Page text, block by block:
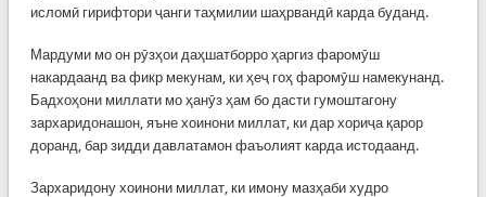
исломӣ гирифтори ҷанги таҳмилии шаҳрвандӣ карда буданд.
Мардуми мо он рӯзҳои даҳшатборро ҳаргиз фаромӯш
накардаанд ва фикр мекунам, ки ҳеҷ гоҳ фаромӯш намекунанд.
Бадхоҳони миллати мо ҳанӯз ҳам бо дасти гумоштагону
зархаридонашон, яъне хоинони миллат, ки дар хориҷа қарор
доранд, бар зидди давлатамон фаъолият карда истодаанд.
Зархаридону хоинони миллат, ки имону мазҳаби худро